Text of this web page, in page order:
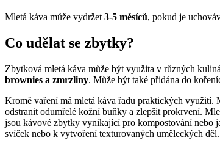
Mletá káva může vydržet 3-5 měsíců, pokud je
Co udělat se zbytky?
Zbytková mletá káva může být využita v různých
brownies a zmrzliny. Může být také přidána do
Kromě vaření má mletá káva řadu praktických
odstranit odumřelé kožní buňky a zlepšit prokrvení.
jsou kávové zbytky vynikající pro kompostování nebo
svíček nebo k vytvoření texturovaných uměleckých děl.